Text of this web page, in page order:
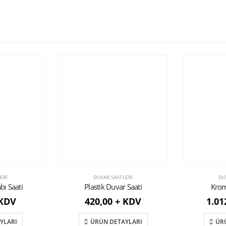
Saati
DUVAR SAATLERI
Plastik Duvar Saati
420,00 + KDV
ÜRÜN DETAYLARI